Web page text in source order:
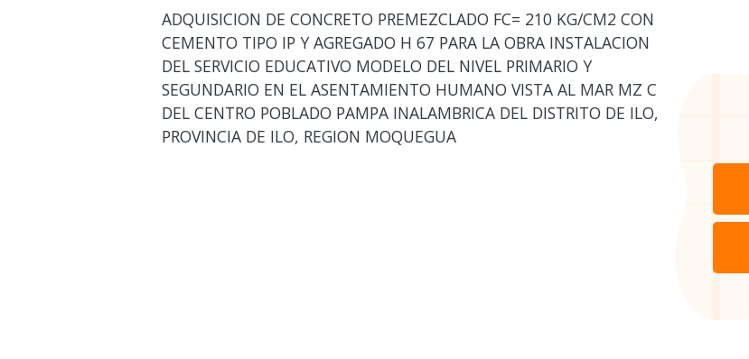
ADQUISICION DE CONCRETO PREMEZCLADO FC= 210 KG/CM2 CON
CEMENTO TIPO IP Y AGREGADO H 67 PARA LA OBRA INSTALACION
DEL SERVICIO EDUCATIVO MODELO DEL NIVEL PRIMARIO Y
SEGUNDARIO EN EL ASENTAMIENTO HUMANO VISTA AL MAR MZ C
DEL CENTRO POBLADO PAMPA INALAMBRICA DEL DISTRITO DE ILO,
PROVINCIA DE ILO, REGION MOQUEGUA